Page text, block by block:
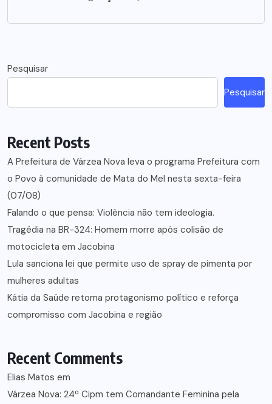
Pesquisar
Pesquisar
Recent Posts
A Prefeitura de Várzea Nova leva o programa Prefeitura com
o Povo à comunidade de Mata do Mel nesta sexta-feira
(07/08)
Falando o que pensa: Violência não tem ideologia.
Tragédia na BR-324: Homem morre após colisão de
motocicleta em Jacobina
Lula sanciona lei que permite uso de spray de pimenta por
mulheres adultas
Kátia da Saúde retoma protagonismo político e reforça
compromisso com Jacobina e região
Recent Comments
Elias Matos em
Várzea Nova: 24ª Cipm tem Comandante Feminina pela